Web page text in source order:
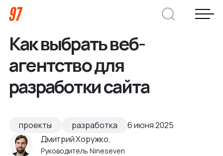
CEO Nineseven
Кейсы
Как выбрать веб-
агентство для
разработки сайта
проекты разработка
6 июня 2025
Дмитрий Хоружко,
Руководитель Nineseven